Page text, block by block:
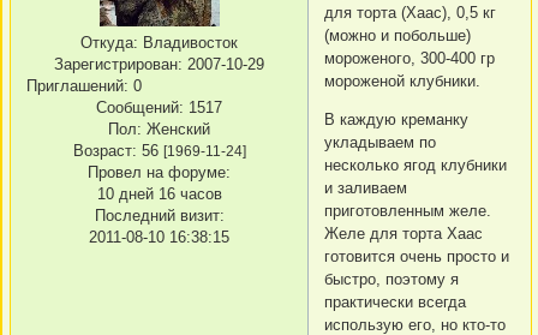
Откуда: Владивосток
Зарегистрирован: 2007-10-29
Приглашений: 0
Сообщений: 1517
Пол: Женский
Возраст: 56 [1969-11-24]
Провел на форуме:
10 дней 16 часов
Последний визит:
2011-08-10 16:38:15
для торта (Хаас), 0,5 кг
(можно и побольше)
мороженого, 300-400 гр
мороженой клубники.
В каждую креманку
укладываем по
несколько ягод клубники
и заливаем
приготовленным желе.
Желе для торта Хаас
готовится очень просто и
быстро, поэтому я
практически всегда
использую его, но кто-то